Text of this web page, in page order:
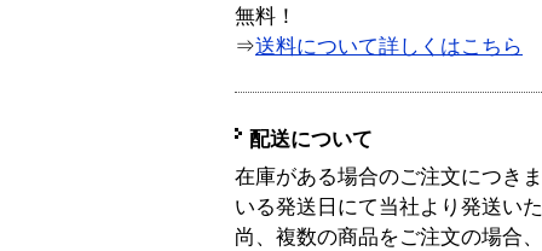
無料！
⇒送料について詳しくはこちら
配送について
在庫がある場合のご注文につき
いる発送日にて当社より発送い
尚、複数の商品をご注文の場合